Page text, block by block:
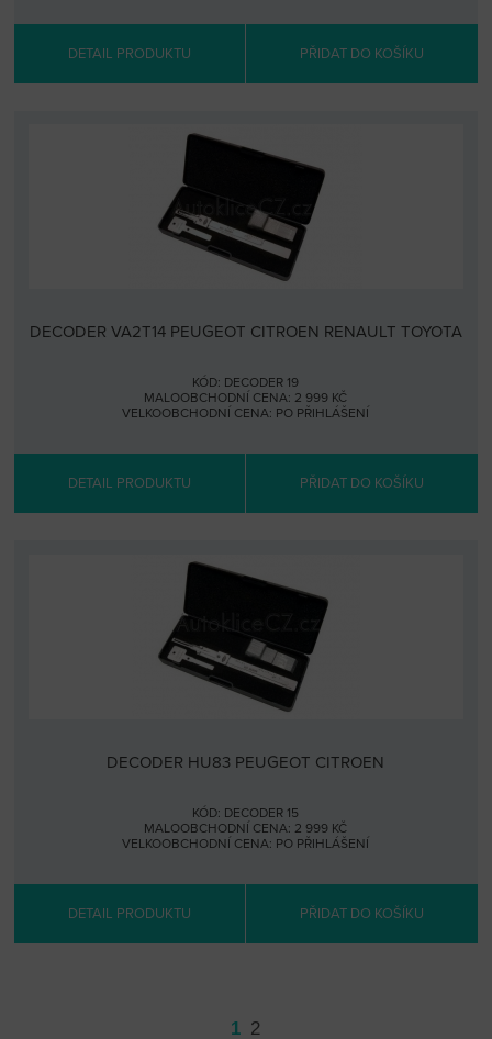
DETAIL PRODUKTU PŘIDAT DO KOŠÍKU
DECODER VA2T14 PEUGEOT CITROEN RENAULT TOYOTA
KÓD: DECODER 19
MALOOBCHODNÍ CENA: 2 999 KČ
VELKOOBCHODNÍ CENA: PO PŘIHLÁŠENÍ
DETAIL PRODUKTU PŘIDAT DO KOŠÍKU
DECODER HU83 PEUGEOT CITROEN
KÓD: DECODER 15
MALOOBCHODNÍ CENA: 2 999 KČ
VELKOOBCHODNÍ CENA: PO PŘIHLÁŠENÍ
DETAIL PRODUKTU PŘIDAT DO KOŠÍKU
1 2